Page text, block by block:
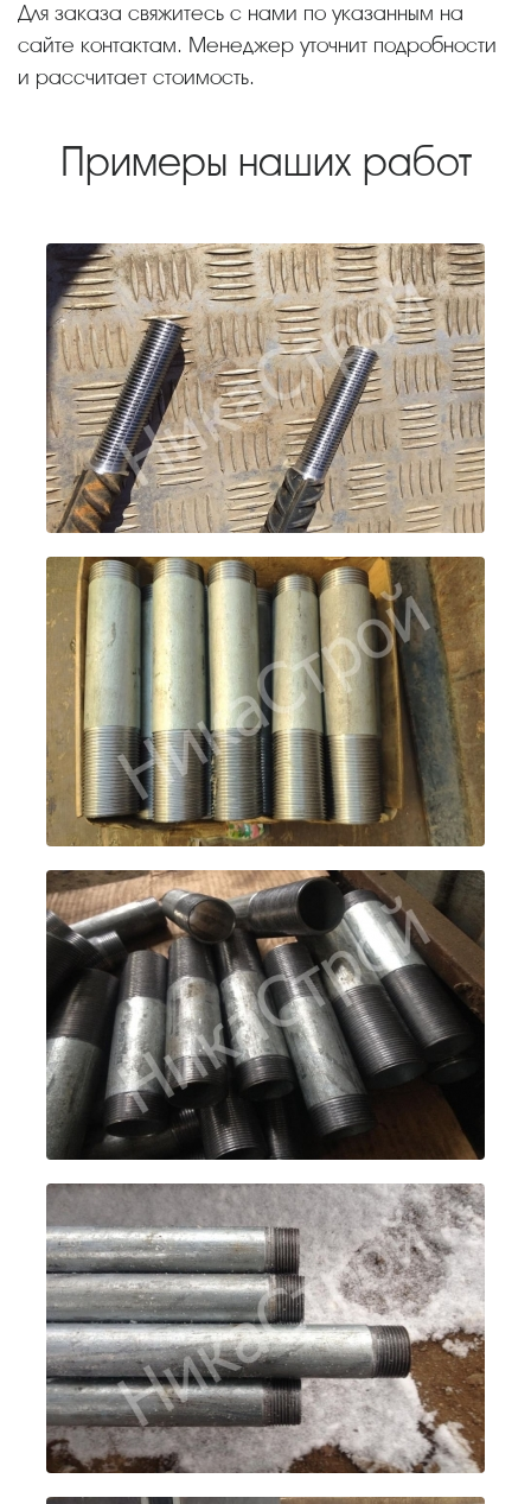
Для заказа свяжитесь с нами по указанным на
сайте контактам. Менеджер уточнит подробности
и рассчитает стоимость.
Примеры наших работ